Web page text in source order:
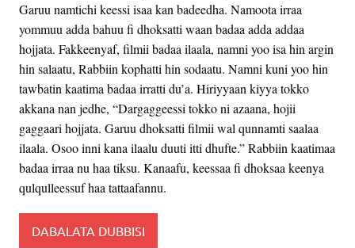
Garuu namtichi keessi isaa kan badeedha. Namoota irraa
yommuu adda bahuu fi dhoksatti waan badaa adda addaa
hojjata. Fakkeenyaf, filmii badaa ilaala, namni yoo isa hin argin
hin salaatu, Rabbiin kophatti hin sodaatu. Namni kuni yoo hin
tawbatin kaatima badaa irratti du’a. Hiriyyaan kiyya tokko
akkana nan jedhe, “Dargaggeessi tokko ni azaana, hojii
gaggaari hojjata. Garuu dhoksatti filmii wal qunnamti saalaa
ilaala. Osoo inni kana ilaalu duuti itti dhufte.” Rabbiin kaatimaa
badaa irraa nu haa tiksu. Kanaafu, keessaa fi dhoksaa keenya
qulqulleessuf haa tattaafannu.
DABALATA DUBBISI